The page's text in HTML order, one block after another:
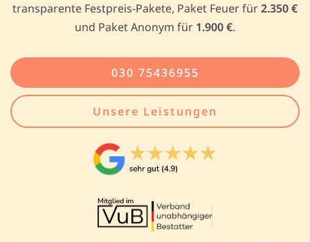
transparente Festpreis-Pakete, Paket Feuer für2.350 €
und Paket Anonym für 1.900 €.
030 75436955
Unsere Leistungen